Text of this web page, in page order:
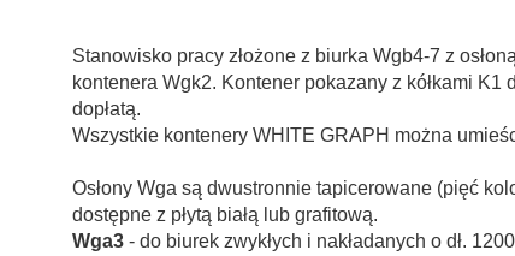
Stanowisko pracy złożone z biurka Wgb4-7 z
kontenera Wgk2. Kontener pokazany z kółkami K1
dopłatą.
Wszystkie kontenery WHITE GRAPH można
Osłony Wga są dwustronnie tapicerowane (pięć
dostępne z płytą białą lub grafitową.
Wga3 - do biurek zwykłych i nakładanych o dł.